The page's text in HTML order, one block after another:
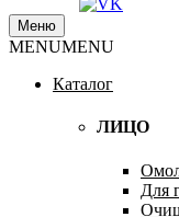
Стикс
купить
Меню
MENUMENU
Каталог
ЛИЦО
Для